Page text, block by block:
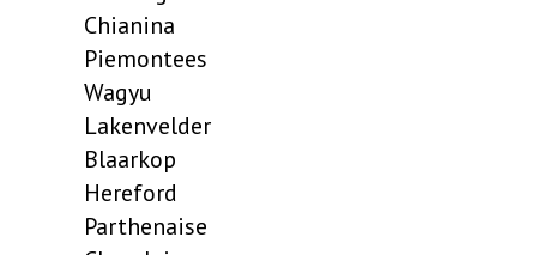
Chianina
Piemontees
Wagyu
Lakenvelder
Blaarkop
Hereford
Parthenaise